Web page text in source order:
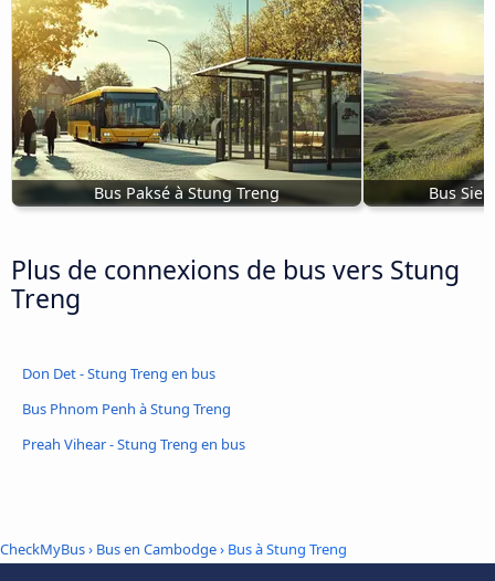
Bus Paksé à Stung Treng Bus
Plus de connexions de bus vers Stung
Treng
Don Det - Stung Treng en bus
Bus Phnom Penh à Stung Treng
Preah Vihear - Stung Treng en bus
CheckMyBus› Bus en Cambodge› Bus à Stung Treng